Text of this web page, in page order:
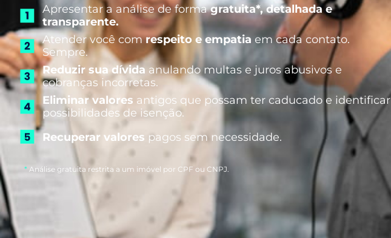
Apresentar a análise de formagratuita*, detalhada e
transparente.
Atender você comrespeito e empatia em cada contato.
Sempre.
Reduzir sua dívida anulando multas e juros abusivos e
cobranças incorretas.
Eliminar valores antigos que possam ter caducado e identificar
possibilidades de isenção.
Recuperar valores pagos sem necessidade.
* Análise gratuita restrita a um imóvel por CPF ou CNPJ.